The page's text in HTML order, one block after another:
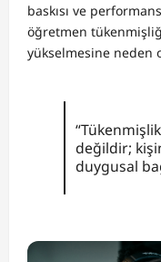
baskısı ve
öğretmen
yükselmesine neden
değildir;
duygusal